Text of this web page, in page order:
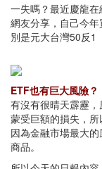
一失嗎？最近慶龍
網友分享，自己今
別是元大台灣50反1
ETF也有巨大風險？
有沒有很晴天霹靂
蒙受巨額的損失，
因為金融市場最大
商品。